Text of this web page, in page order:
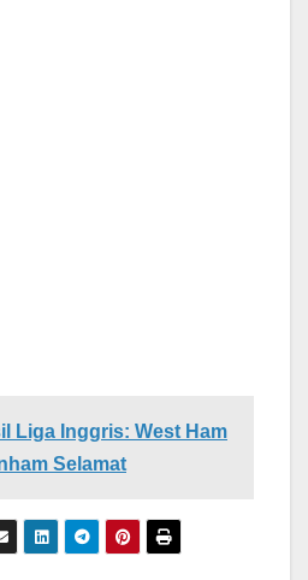
Liga Inggris: West Ham
Selamat